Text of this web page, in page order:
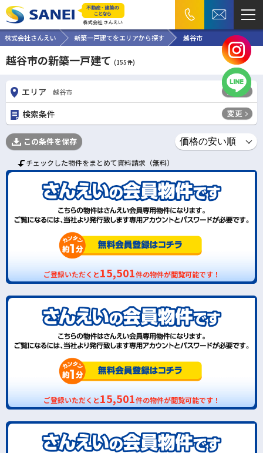
株式会社さんえい 新築一戸建てをエリアから探す 越谷市
越谷市の新築一戸建て (155件)
エリア 越谷市 変更
検索条件 変更
この条件を保存
チェックした物件をまとめて資料請求（無料）
ご登録いただくと15,501件の物件が閲覧可能です！
ご登録いただくと15,501件の物件が閲覧可能です！